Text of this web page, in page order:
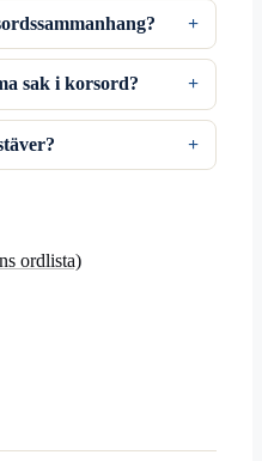
sak i korsord?
ordlista)